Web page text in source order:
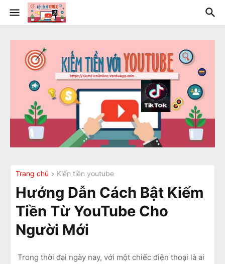
Trang chủ Kiến tiền youtube
Hướng Dẫn Cách Bật Kiếm
Tiền Từ YouTube Cho
Người Mới
Trong thời đại ngày nay, với một chiếc điện thoại là ai